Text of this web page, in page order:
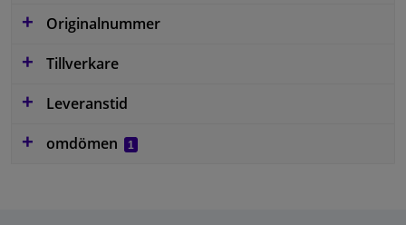
Originalnummer
Tillverkare
Leveranstid
omdömen
1